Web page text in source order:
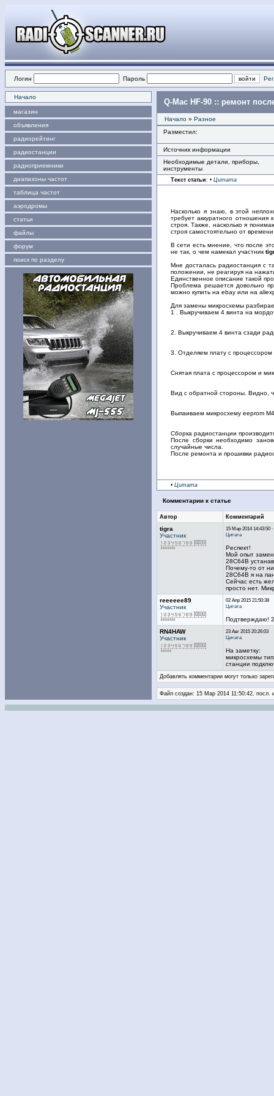
Логин Пароль
Начало
магазин
объявления
радиорейтинг
радиостанции
радиоприемники
диапазоны частот
таблица частот
аэродромы
статьи
файлы
форум
поиск по разделу
Q-Mac HF-90 :: ремонт
Начало » Разное
Разместил:
Источник информации
Необходимые детали, приборы,
инструменты
Текст статьи: • Цитата
Насколько я знаю, в этой
требует аккуратного
строя. Также, насколько я
строя самостоятельно от
В сети есть мнение, что после
не так, о чем намекал участник
Мне досталась радиостанция с
положении, не реагируя на
Единственное описание такой
Проблема решается довольно
можно купить на ebay или на
Для замены микросхемы
1 . Выкручиваем 4 винта на
2. Выкручиваем 4 винта сзади
3. Отделяем плату с
Снятая плата с процессором и
Вид с обратной стороны. Видно,
Выпаиваем микросхему eeprom
Сборка радиостанции
После сборки необходимо
случайные числа.
После ремонта и прошивки
• Цитата
Комментарии к статье
Автор Комментарий
tigra
Участник
15 Мар 2014 14:43:50
Цитата
Респект!
Мой опыт
28С64В
Почему-то от
28С64В я на
Сейчас есть
просто нет.
reeeeee89
Участник
02 Апр 2015 21:50:38
Цитата
Подтверждаю!
RN4HAW
Участник
23 Авг 2015 20:26:03
Цитата
На заметку:
микросхемы
станции
Добавлять комментарии могут только
Файл создан: 15 Мар 2014 11:50:42, посл.